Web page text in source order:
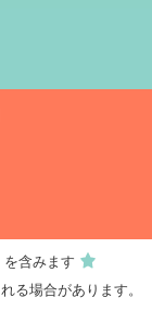
含みます
る場合があります。